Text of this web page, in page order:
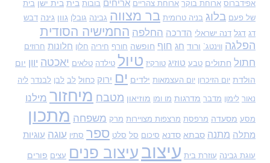
אפידברוס ארוחת בוקר ארוחת צהריים אריחים בובות בית בית ישן בית
של פעם בלוג בניה טרומית בר מצווה גבינה גובלן גוון גינה דבש
דג דגל דנה ישראלי הדרכה החלפה החמישיה הסודית
הפלגה ווינטג` ורוד חג חוף חופשה חורף חיריה חלון חלונות חרוזים
חתול חתולים טבע טוזיג טורקיז טיול טילדה טלאים יאכטה יוון יום
הולדת יום הזיכרון יום העצמאות ילדים ים ירוק כחול לב לבן לבנדר ליה
נאור לימון מדבר מדרגות מו ומו מוזיאון מטבח מיחזור מילנו
מסע מסעדה מרפסת מרצפות מצויירות מרק משפחה מתכון
מתלה מתנה סבתא סדנא סיכום סל סלט ספר סתיו עוגה עוגיות
עוגת גבינה עוזרת בית עיצוב עיצוב פנים עצים פורים